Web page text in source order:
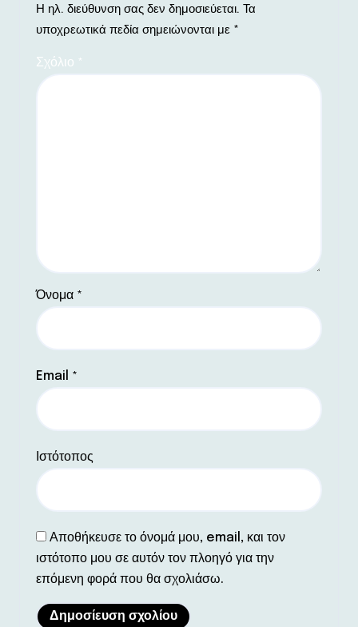
Η ηλ. διεύθυνση σας δεν δημοσιεύεται. Τα
υποχρεωτικά πεδία σημειώνονται με *
Σχόλιο *
Όνομα *
Email *
Ιστότοπος
Αποθήκευσε το όνομά μου, email, και τον
ιστότοπο μου σε αυτόν τον πλοηγό για την
επόμενη φορά που θα σχολιάσω.